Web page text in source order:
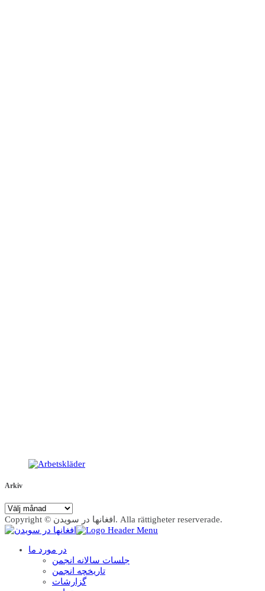
Arkiv
Arkiv
Copyright © افغانها در سویدن. Alla rättigheter reserverade.
در مورد ما
جلسات سالانه انجمن
تاریخچه انجمن
گزارشات